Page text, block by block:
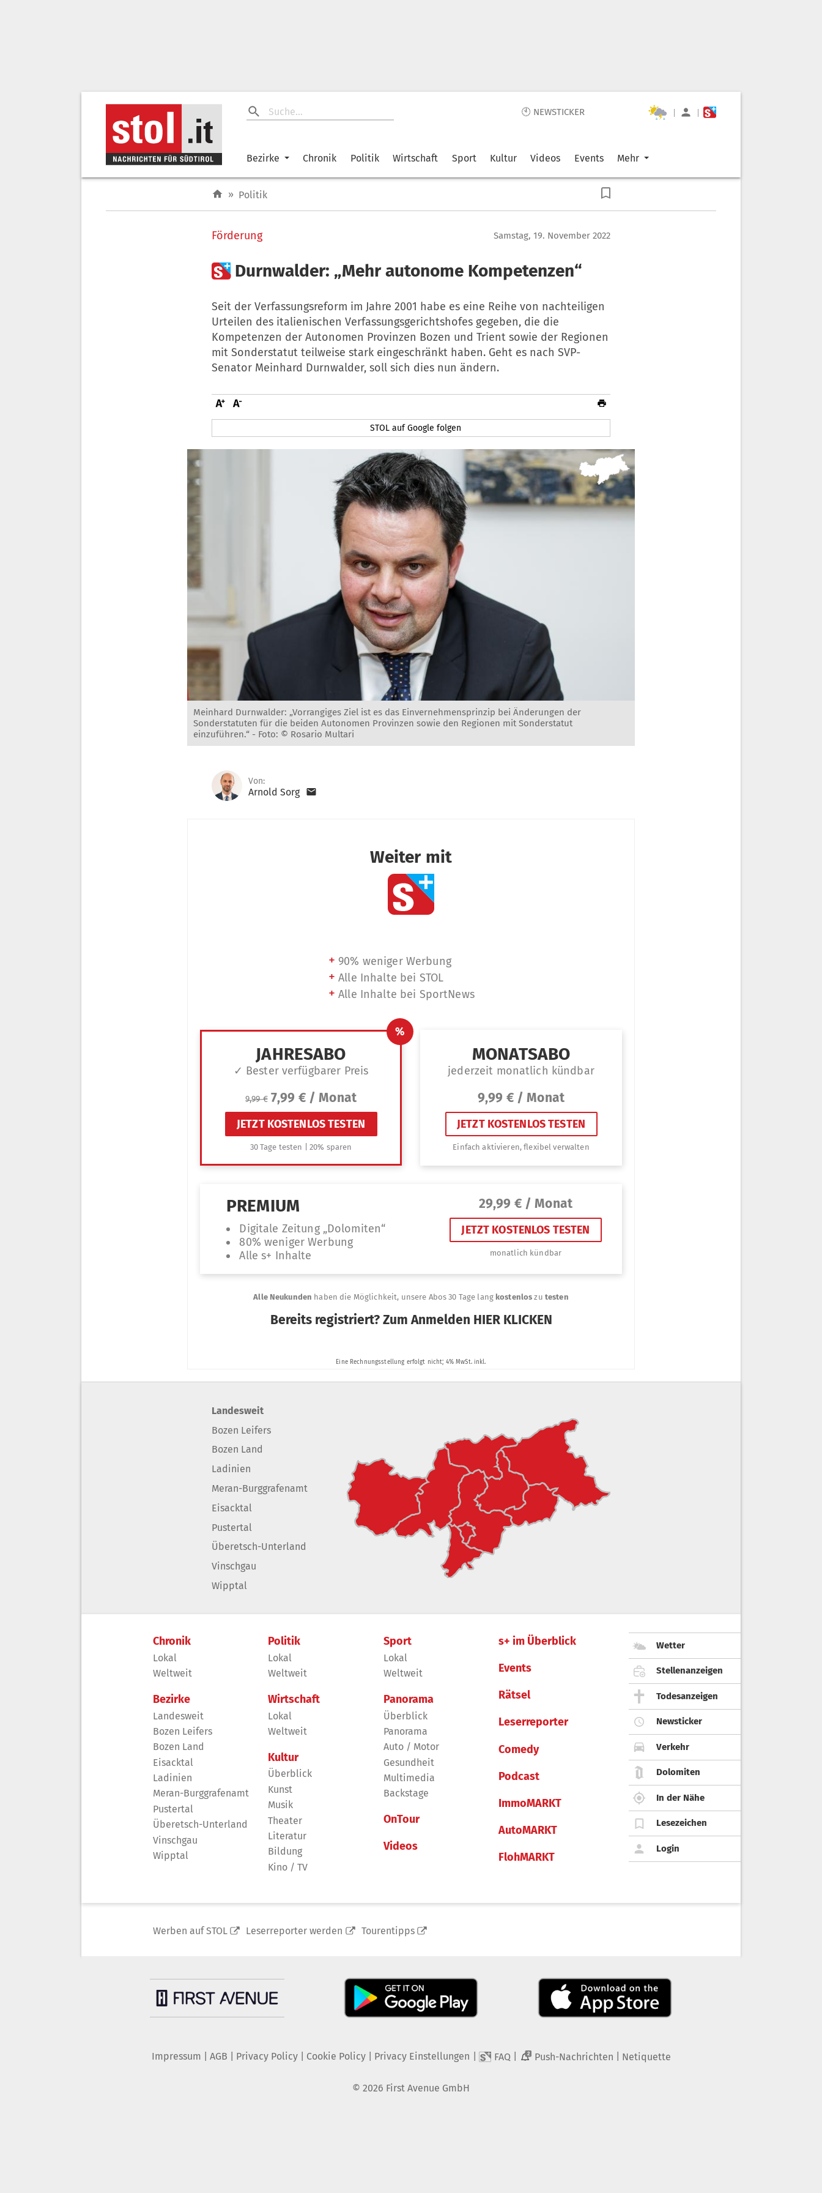
🕙 NEWSTICKER | |
Bezirke Chronik Politik Wirtschaft Sport Kultur Videos Events Mehr
» Politik
Förderung Samstag, 19. November 2022
 Durnwalder: „Mehr autonome Kompetenzen“
Seit der Verfassungsreform im Jahre 2001 habe es eine Reihe von nachteiligen
Urteilen des italienischen Verfassungsgerichtshofes gegeben, die die
Kompetenzen der Autonomen Provinzen Bozen und Trient sowie der Regionen
mit Sonderstatut teilweise stark eingeschränkt haben. Geht es nach SVP-
Senator Meinhard Durnwalder, soll sich dies nun ändern.
STOL auf Google folgen
Meinhard Durnwalder: „Vorrangiges Ziel ist es das Einvernehmensprinzip bei Änderungen der
Sonderstatuten für die beiden Autonomen Provinzen sowie den Regionen mit Sonderstatut
einzuführen.“ - Foto: © Rosario Multari
Von:
Arnold Sorg
Landesweit
Bozen Leifers
Bozen Land
Ladinien
Meran-Burggrafenamt
Eisacktal
Pustertal
Überetsch-Unterland
Vinschgau
Wipptal
Chronik
Lokal
Weltweit
Bezirke
Landesweit
Bozen Leifers
Bozen Land
Eisacktal
Ladinien
Meran-Burggrafenamt
Pustertal
Überetsch-Unterland
Vinschgau
Wipptal
Politik
Lokal
Weltweit
Wirtschaft
Lokal
Weltweit
Kultur
Überblick
Kunst
Musik
Theater
Literatur
Bildung
Kino / TV
Sport
Lokal
Weltweit
Panorama
Überblick
Panorama
Auto / Motor
Gesundheit
Multimedia
Backstage
OnTour
Videos
s+ im Überblick
Events
Rätsel
Leserreporter
Comedy
Podcast
ImmoMARKT
AutoMARKT
FlohMARKT
Wetter
Stellenanzeigen
Todesanzeigen
Newsticker
Verkehr
Dolomiten
In der Nähe
Lesezeichen
Login
Werben auf STOL Leserreporter werden Tourentipps
Impressum AGB Privacy Policy| Cookie Policy| Privacy Einstellungen FAQ 2 Push-Nachrichten Netiquette
© 2026 First Avenue GmbH